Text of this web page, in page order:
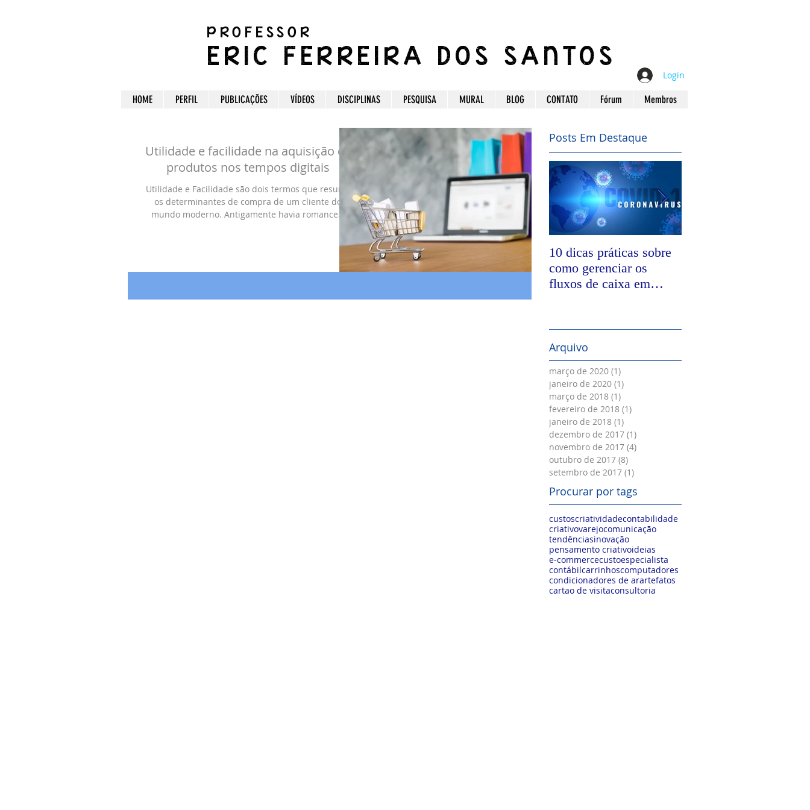
HOME PERFIL PUBLICAÇÕES VÍDEOS DISCIPLINAS PESQUISA MURAL BLOG CONTATO Fórum Membros
Login
PROFESSOR
ERIC FERREIRA DOS SANTOS
Utilidade e facilidade na aquisição de
produtos nos tempos digitais
Utilidade e Facilidade são dois termos que resume
os determinantes de compra de um cliente do
mundo moderno. Antigamente havia romance...
Posts Em Destaque
10 dicas práticas sobre
como gerenciar os
fluxos de caixa em
Arquivo
março de 2020 (1)
janeiro de 2020 (1)
março de 2018 (1)
fevereiro de 2018 (1)
janeiro de 2018 (1)
dezembro de 2017 (1)
novembro de 2017 (4)
outubro de 2017 (8)
setembro de 2017 (1)
Procurar por tags
custoscriatividadecontabilidade
criativovarejocomunicação
tendênciasinovação
pensamento criativoideias
e-commercecustoespecialista
contábilcarrinhoscomputadores
condicionadores de arartefatos
cartao de visitaconsultoria